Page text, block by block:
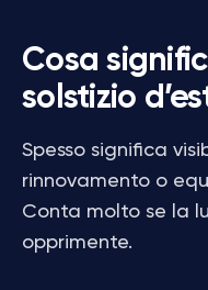
Cosa
solstizio
Spesso significa
rinnovamento o
Conta molto se la
opprimente.